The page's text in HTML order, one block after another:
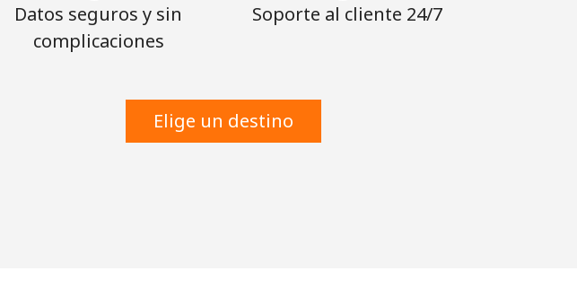
Datos seguros y sin
complicaciones
Soporte al cliente 24/7
Elige un destino